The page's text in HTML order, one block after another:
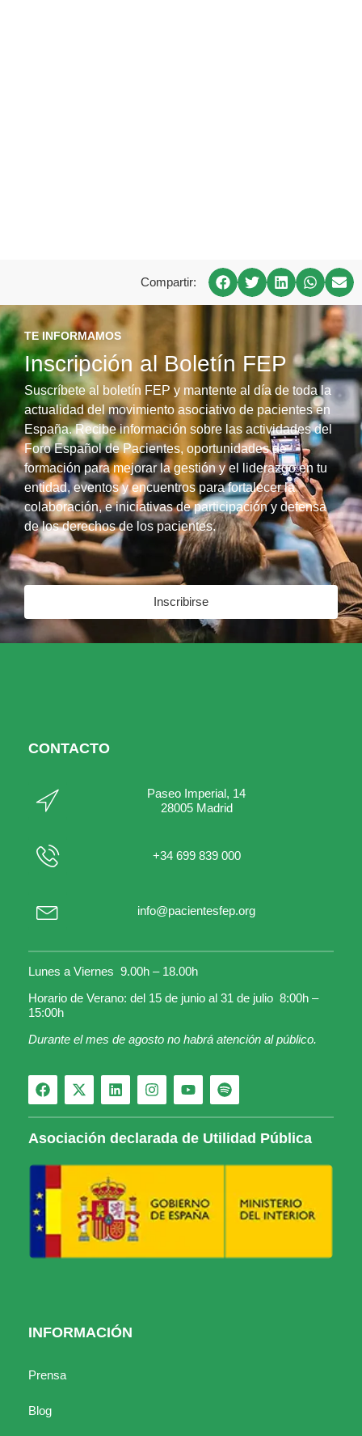
Compartir:
TE INFORMAMOS
Inscripción al Boletín FEP
Suscríbete al boletín FEP y mantente al día de toda la
actualidad del movimiento asociativo de pacientes en
España. Recibe información sobre las actividades del
Foro Español de Pacientes, oportunidades de
formación para mejorar la gestión y el liderazgo en tu
entidad, eventos y encuentros para fortalecer la
colaboración, e iniciativas de participación y defensa
de los derechos de los pacientes.
Inscribirse
CONTACTO
Paseo Imperial, 14
28005 Madrid
+34 699 839 000
info@pacientesfep.org
Lunes a Viernes 9.00h – 18.00h
Horario de Verano: del 15 de junio al 31 de julio 8:00h –
15:00h
Durante el mes de agosto no habrá atención al público.
Asociación declarada de Utilidad Pública
INFORMACIÓN
Prensa
Blog